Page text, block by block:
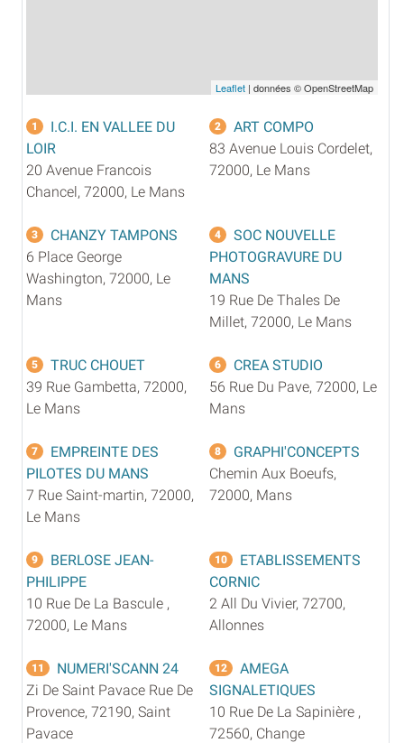
Leaflet | données © OpenStreetMap
1
I.C.I. EN VALLEE DU
LOIR
20 Avenue Francois
Chancel, 72000, Le Mans
2
ART COMPO
83 Avenue Louis Cordelet,
72000, Le Mans
3
CHANZY TAMPONS
6 Place George
Washington, 72000, Le
Mans
4
SOC NOUVELLE
PHOTOGRAVURE DU
MANS
19 Rue De Thales De
Millet, 72000, Le Mans
5
TRUC CHOUET
39 Rue Gambetta, 72000,
Le Mans
6
CREA STUDIO
56 Rue Du Pave, 72000, Le
Mans
7
EMPREINTE DES
PILOTES DU MANS
7 Rue Saint-martin, 72000,
Le Mans
8
GRAPHI'CONCEPTS
Chemin Aux Boeufs,
72000, Mans
9
BERLOSE JEAN-
PHILIPPE
10 Rue De La Bascule ,
72000, Le Mans
10
ETABLISSEMENTS
CORNIC
2 All Du Vivier, 72700,
Allonnes
11
NUMERI'SCANN 24
Zi De Saint Pavace Rue De
Provence, 72190, Saint
Pavace
12
AMEGA
SIGNALETIQUES
10 Rue De La Sapinière ,
72560, Change